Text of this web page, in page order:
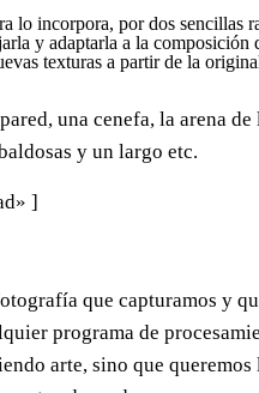
lo incorpora, por dos sencillas
y adaptarla a la composición
texturas a partir de la
una cenefa, la arena
y un largo etc.
]
que capturamos y
programa de
arte, sino que